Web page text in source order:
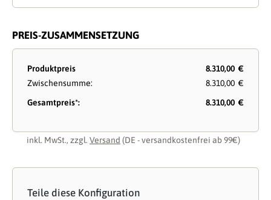
PREIS-ZUSAMMENSETZUNG
Produktpreis
8.310,00 €
Zwischensumme:
8.310,00 €
Gesamtpreis*:
8.310,00 €
inkl. MwSt., zzgl. Versand (DE - versandkostenfrei ab 99€)
Teile diese Konfiguration